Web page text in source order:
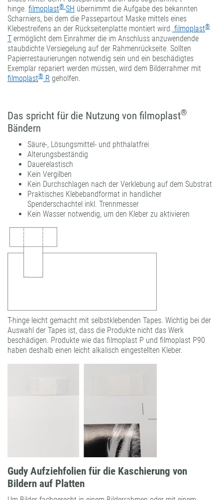
hinge. filmoplast® SH übernimmt die Aufgabe des bekannten
Scharniers, bei dem die Passepartout Maske mittels eines
Klebestreifens an der Rückseitenplatte montiert wird. filmoplast®
T ermöglicht dem Einrahmer die im Anschluss anzuwendende
staubdichte Versiegelung auf der Rahmenrückseite. Sollten
Papierrestaurierungen notwendig sein und ein beschädigtes
Exemplar repariert werden müssen, wird dem Bilderrahmer mit
filmoplast® R geholfen.
Das spricht für die Nutzung von filmoplast®
Bändern
Säure-, Lösungsmittel- und phthalatfrei
Alterungsbeständig
Dauerelastisch
Kein Vergilben
Kein Durchschlagen nach der Verklebung auf dem Substrat
Praktisches Klebebandformat in handlicher
Spenderschachtel inkl. Trennmesser
Kein Wasser notwendig, um den Kleber zu aktivieren
T-hinge leicht gemacht mit selbstklebenden Tapes. Wichtig bei der
Auswahl der Tapes ist, dass die Produkte nicht das Werk
beschädigen. Produkte wie das filmoplast P und filmoplast P90
haben deshalb einen leicht alkalisch eingestellten Kleber.
Gudy Aufziehfolien für die Kaschierung von
Bildern auf Platten